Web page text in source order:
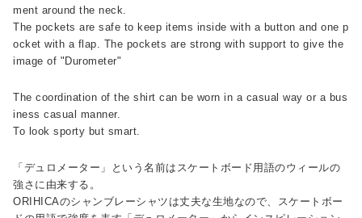
ment around the neck.
The pockets are safe to keep items inside with a button and one p
ocket with a flap. The pockets are strong with support to give the
image of "Durometer"
The coordination of the shirt can be worn in a casual way or a bus
iness casual manner.
To look sporty but smart.
「デュロメーター」という名前はスケートボード用語のウィールの
強さに由来する。
ORIHICAのシャンブレーシャツは丈夫な生地なので、スケートボー